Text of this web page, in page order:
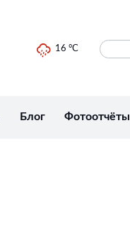
16 °C
Блог Фотоотчёты